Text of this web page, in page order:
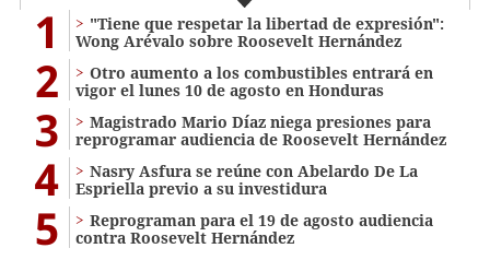
1
"Tiene que respetar la libertad de expresión":
Wong Arévalo sobre Roosevelt Hernández
2
Otro aumento a los combustibles entrará en
vigor el lunes 10 de agosto en Honduras
3
Magistrado Mario Díaz niega presiones para
reprogramar audiencia de Roosevelt Hernández
4
Nasry Asfura se reúne con Abelardo De La
Espriella previo a su investidura
5
Reprograman para el 19 de agosto audiencia
contra Roosevelt Hernández